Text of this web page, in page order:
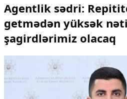
Xarici xəbərlər
Cənubi Qafqaz
Türk Dünyası
Yaxın Şərq
Avropa
Amerika
Asiya
Afrika
Agentlik sədri:
getmədən yüksək
şagirdlərimiz olacaq